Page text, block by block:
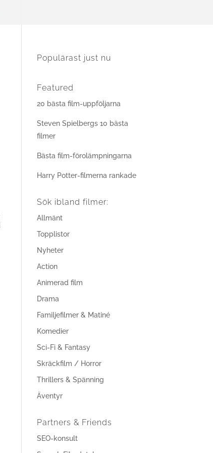
Populärast just nu
Featured
20 bästa film-uppföljarna
Steven Spielbergs 10 bästa
filmer
Bästa film-förolämpningarna
Harry Potter-filmerna rankade
Sök ibland filmer:
Allmänt
Topplistor
Nyheter
Action
Animerad film
Drama
Familjefilmer & Matiné
Komedier
Sci-Fi & Fantasy
Skräckfilm / Horror
Thrillers & Spänning
Äventyr
Partners & Friends
SEO-konsult